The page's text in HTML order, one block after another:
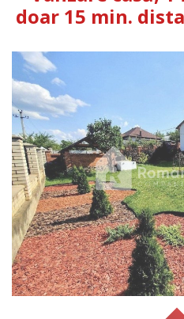
doar 15 min.